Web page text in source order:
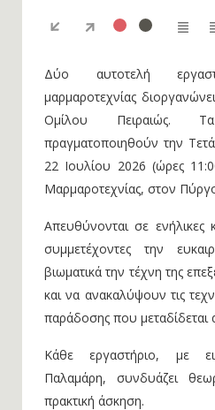
Δύο αυτοτελή
μαρμαροτεχνίας
Ομίλου Πειραιώς.
πραγματοποιηθούν την
22 Ιουλίου 2026 (ώρες
Μαρμαροτεχνίας, στον
Απευθύνονται σε
συμμετέχοντες την
βιωματικά την τέχνη της
και να ανακαλύψουν τις
παράδοσης που μεταδίδεται
Κάθε εργαστήριο, με
Παλαμάρη, συνδυάζει
πρακτική άσκηση.